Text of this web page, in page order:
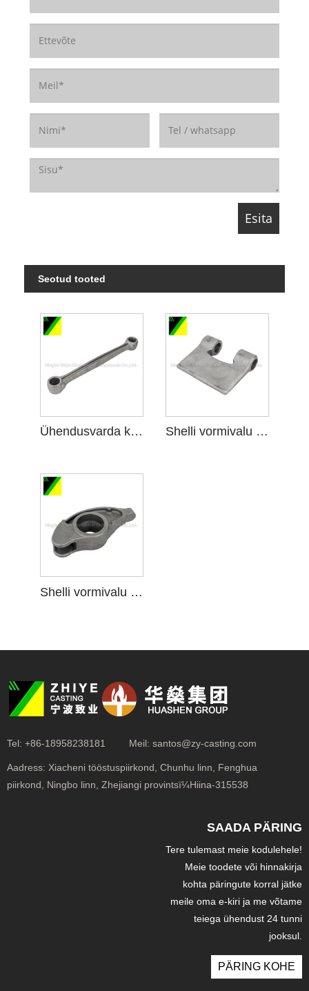
Seotud tooted
Ühendusvarda kestavalu Shelli vormivalu masinaehitusosade jaoks
Shelli vormivalu ventiili kivivarre jaoks
Tel: +86-18958238181 Meil: santos@zy-casting.com
Aadress: Xiacheni tööstuspiirkond, Chunhu linn, Fenghua
piirkond, Ningbo linn, Zhejiangi provintsï¼Hiina-315538
SAADA PÄRING
Tere tulemast meie kodulehele!
Meie toodete või hinnakirja
kohta päringute korral jätke
meile oma e-kiri ja me võtame
teiega ühendust 24 tunni
jooksul.
PÄRING KOHE